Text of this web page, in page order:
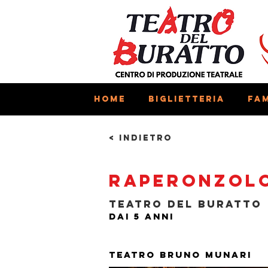
Home Biglietteria
< Indietro
Teatro del Buratto
Dai 5 anni
Teatro Bruno Munari